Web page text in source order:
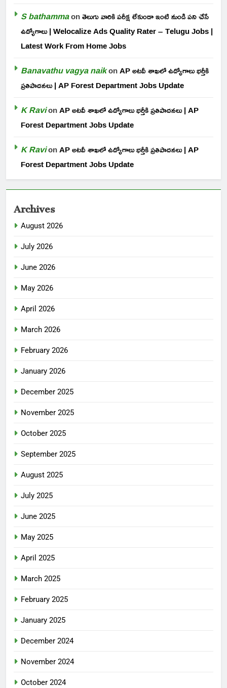
S bathammaonతెలుగు వారికి పరీక్ష లేకుండా ఇంటి నుండి పని చేసే
ఉద్యోగాలు | Welocalize Ads Quality Rater – Telugu Jobs |
Latest Work From Home Jobs
Banavathu vagya naikonAP అటవీ శాఖలో ఉద్యోగాలు భర్తీకి
ప్రతిపాదనలు | AP Forest Department Jobs Update
K RavionAP అటవీ శాఖలో ఉద్యోగాలు భర్తీకి ప్రతిపాదనలు | AP
Forest Department Jobs Update
K RavionAP అటవీ శాఖలో ఉద్యోగాలు భర్తీకి ప్రతిపాదనలు | AP
Forest Department Jobs Update
Archives
August 2026
July 2026
June 2026
May 2026
April 2026
March 2026
February 2026
January 2026
December 2025
November 2025
October 2025
September 2025
August 2025
July 2025
June 2025
May 2025
April 2025
March 2025
February 2025
January 2025
December 2024
November 2024
October 2024